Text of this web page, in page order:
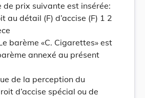
de prix suivante est insérée:
au détail (F) d’accise (F) 1 2
barème «C. Cigarettes» est
annexé au présent
de la perception du
d’accise spécial ou de